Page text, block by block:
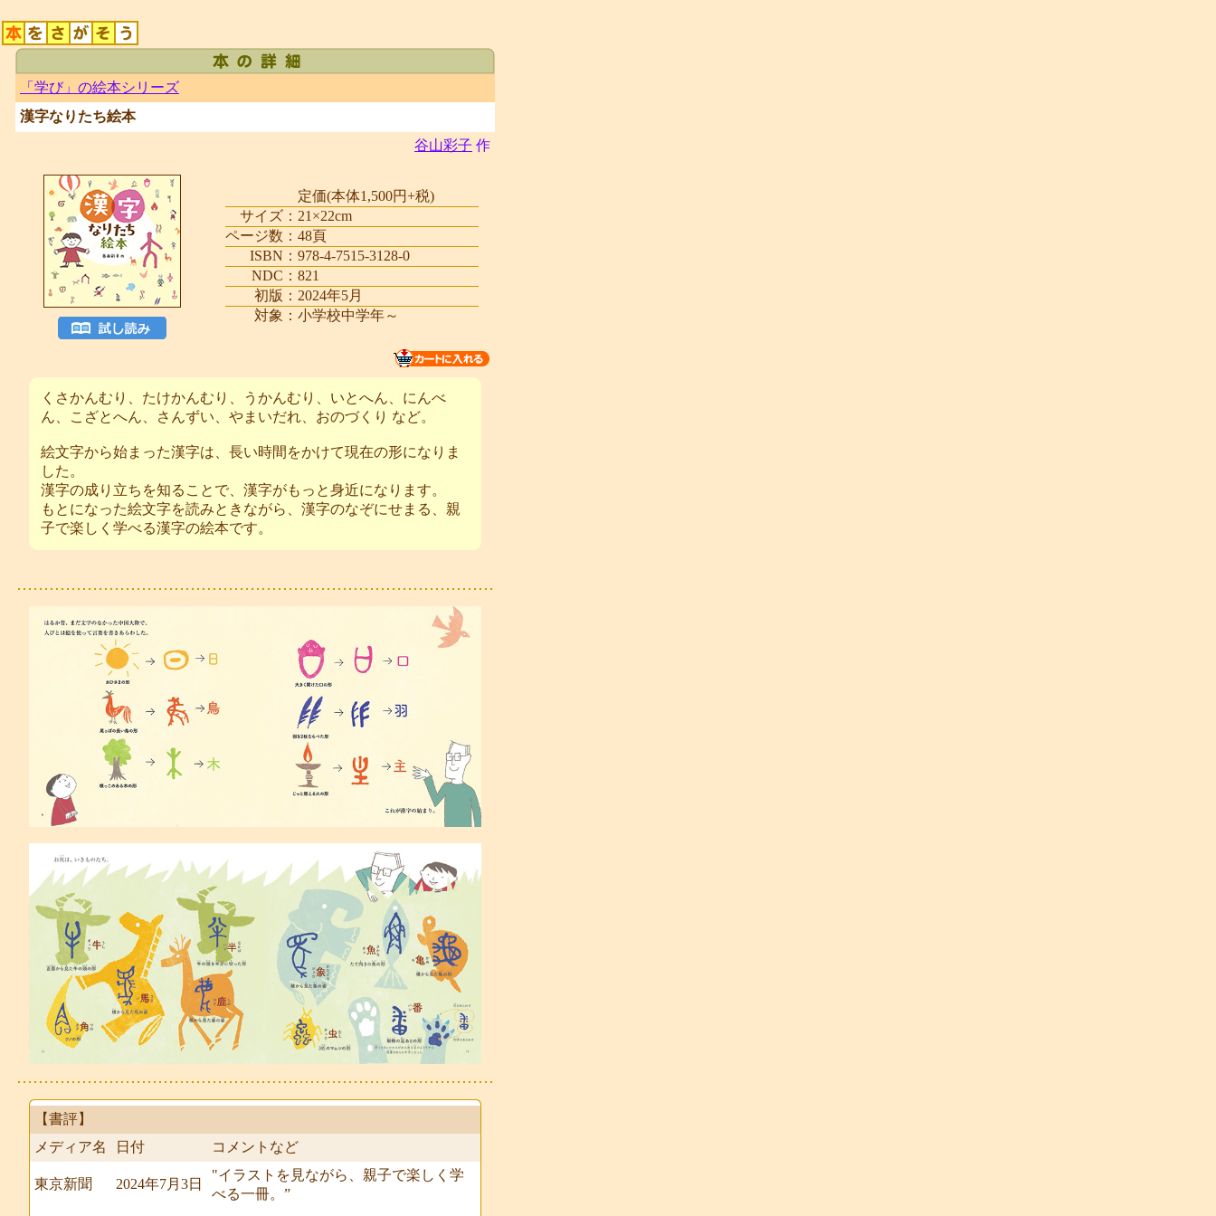
「学び」の絵本シリーズ
漢字なりたち絵本
谷山彩子 作
定価(本体1,500円+税)
サイズ： 21×22cm
ページ数： 48頁
ISBN： 978-4-7515-3128-0
NDC： 821
初版： 2024年5月
対象： 小学校中学年～
くさかんむり、たけかんむり、うかんむり、いとへん、にんべ
ん、こざとへん、さんずい、やまいだれ、おのづくり など。
絵文字から始まった漢字は、長い時間をかけて現在の形になりま
した。
漢字の成り立ちを知ることで、漢字がもっと身近になります。
もとになった絵文字を読みときながら、漢字のなぞにせまる、親
子で楽しく学べる漢字の絵本です。
【書評】
メディア名
日付 コメントなど
東京新聞 2024年7月3日
"イラストを見ながら、親子で楽しく学
べる一冊。”